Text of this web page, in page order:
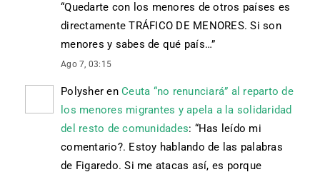
“Quedarte con los menores de otros países es
directamente TRÁFICO DE MENORES. Si son
menores y sabes de qué país…”
Ago 7, 03:15
Polysher en Ceuta “no renunciará” al reparto de
los menores migrantes y apela a la solidaridad
del resto de comunidades: “Has leído mi
comentario?. Estoy hablando de las palabras
de Figaredo. Si me atacas así, es porque